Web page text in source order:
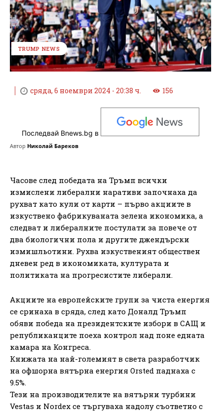
TRUMP NEWS
сряда, 6 ноември 2024 - 20:38 ч. 156
Последвай Bnews.bg в
Автор Николай Бареков
Часове след победата на Тръмп всички
измислени либерални наративи започнаха да
рухват като кули от карти – първо акциите в
изкуствено фабрикуваната зелена икономика, а
следват и либералните постулати за повече от
два биологични пола и другите джендърски
измишльотини. Рухва изкуственият обществен
дневен ред в икономиката, културата и
политиката на прогресистите либерали.
Акциите на европейските групи за чиста енергия
се сринаха в сряда, след като Доналд Тръмп
обяви победа на президентските избори в САЩ и
републиканците поеха контрол над поне едната
камара на Конгреса.
Книжата на най-големият в света разработчик
на офшорна вятърна енергия Orsted паднаха с
9.5%.
Тези на производителите на вятърни турбини
Vestas и Nordex се търгуваха надолу съответно с